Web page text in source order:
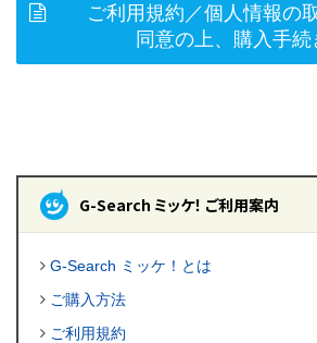
ご利用規約／個人情報の
同意の上、購入手続
G-Search ミッケ！ ご利用案内
G-Search ミッケ！とは
ご購入方法
ご利用規約